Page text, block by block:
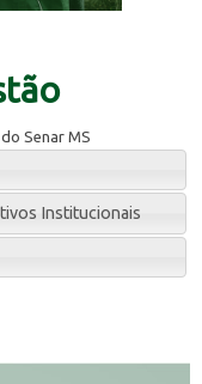
Senar MS
Institucionais